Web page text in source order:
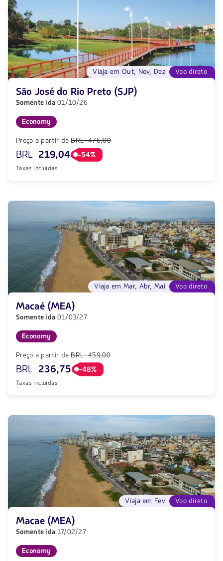
Voo direto
Viaja em Out, Nov, Dez
São José do Rio Preto (SJP)
Somente ida 01/10/26
Economy
Preço a partir de BRL 476,00
BRL 219,04 -54%
Taxas incluídas
Voo direto
Viaja em Mar, Abr, Mai
Macaé (MEA)
Somente ida 01/03/27
Economy
Preço a partir de BRL 459,00
BRL 236,75 -48%
Taxas incluídas
Voo direto
Viaja em Fev
Macae (MEA)
Somente ida 17/02/27
Economy